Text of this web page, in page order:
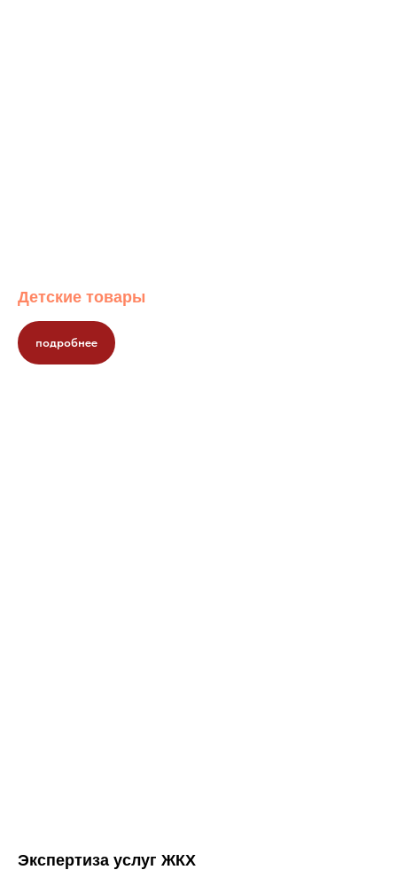
Детские товары
подробнее
Экспертиза услуг ЖКХ